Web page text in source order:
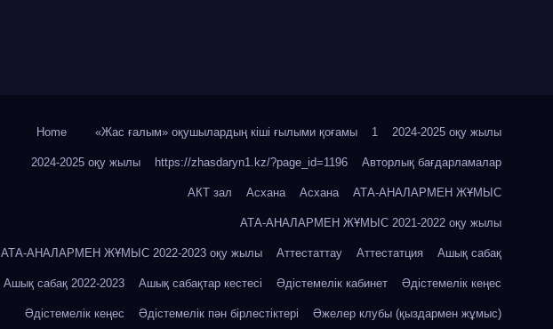
Home «Жас ғалым» оқушылардың кіші ғылыми қоғамы 1 2024-2025 оқу жылы
2024-2025 оқу жылы https://zhasdaryn1.kz/?page_id=1196 Авторлық бағдарламалар
АКТ зал Асхана Асхана АТА-АНАЛАРМЕН ЖҰМЫС
АТА-АНАЛАРМЕН ЖҰМЫС 2021-2022 оқу жылы
АТА-АНАЛАРМЕН ЖҰМЫС 2022-2023 оқу жылы Аттестаттау Аттестатция Ашық сабақ
Ашық сабақ 2022-2023 Ашық сабақтар кестесі Әдістемелік кабинет Әдістемелік кеңес
Әдістемелік кеңес Әдістемелік пән бірлестіктері Әжелер клубы (қыздармен жұмыс)